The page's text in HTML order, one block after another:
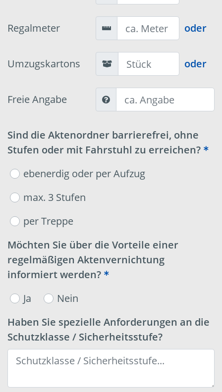
Regalmeter oder
Umzugskartons oder
Freie Angabe
Sind die Aktenordner barrierefrei, ohne
Stufen oder mit Fahrstuhl zu erreichen?
ebenerdig oder per Aufzug
max. 3 Stufen
per Treppe
Möchten Sie über die Vorteile einer
regelmäßigen Aktenvernichtung
informiert werden?
Ja
Nein
Haben Sie spezielle Anforderungen an die
Schutzklasse / Sicherheitsstufe?